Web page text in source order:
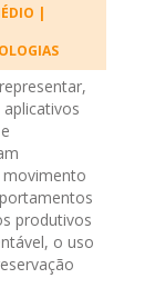
|
movimento
produtivos
o uso